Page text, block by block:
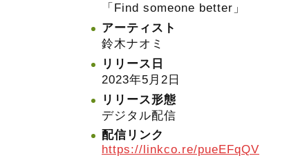
「Find someone better」
アーティスト
鈴木ナオミ
リリース日
2023年5月2日
リリース形態
デジタル配信
配信リンク
https://linkco.re/pueEFqQV